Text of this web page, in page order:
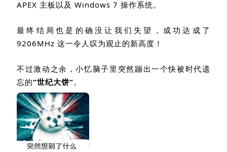
APEX 主板以及 Windows 7 操作系统。
最终结局也是的确没让我们失望，成功达成了
9206MHz 这一令人叹为观止的新高度！
不过激动之余，小忆脑子里突然蹦出一个快被时代遗
忘的“世纪大饼”。